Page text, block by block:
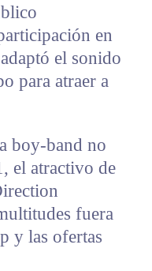
en
el sonido
para atraer a
boy-band no
el atractivo de
fuera
y las ofertas